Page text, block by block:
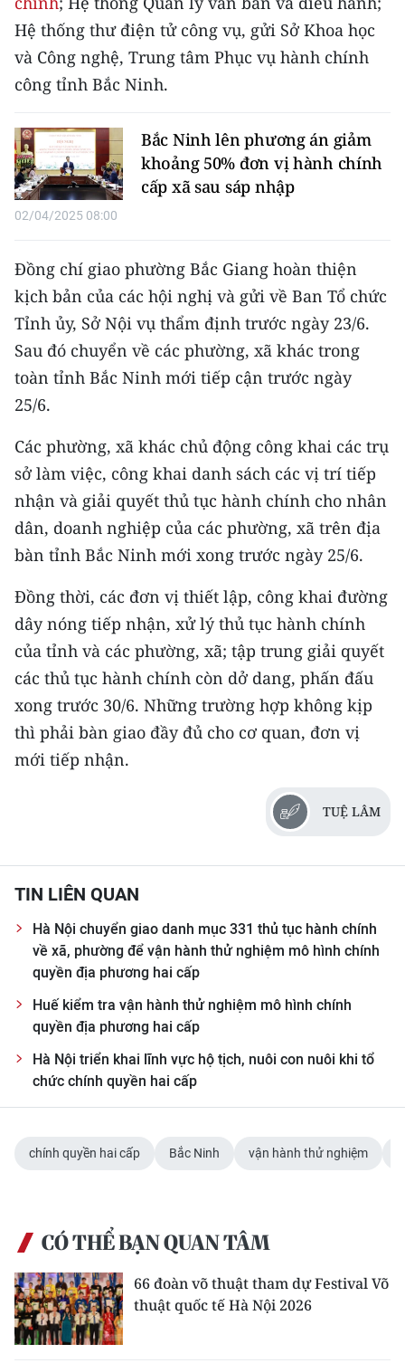
Đông Nam Bộ
Đồng bằng sông Cửu Long
Chuyên trang TP. Hồ Chí Minh
CHUYÊN ĐỀ
VỀ BÁO NHÂN DÂN
THỜI NAY
NHÂN DÂN CUỐI TUẦN
NHÂN DÂN HẰNG THÁNG
MUA BÁO
ĐỌC BÁO IN
ENGLISH
中文
FRANÇAIS
ESPAÑOL
Hệ thống thư điện tử công vụ, gửi Sở Khoa học
và Công nghệ, Trung tâm Phục vụ hành chính
công tỉnh Bắc Ninh.
Bắc Ninh lên phương án giảm
khoảng 50% đơn vị hành chính
cấp xã sau sáp nhập
02/04/2025 08:00
Đồng chí giao phường Bắc Giang hoàn thiện
kịch bản của các hội nghị và gửi về Ban Tổ chức
Tỉnh ủy, Sở Nội vụ thẩm định trước ngày 23/6.
Sau đó chuyển về các phường, xã khác trong
toàn tỉnh Bắc Ninh mới tiếp cận trước ngày
25/6.
Các phường, xã khác chủ động công khai các trụ
sở làm việc, công khai danh sách các vị trí tiếp
nhận và giải quyết thủ tục hành chính cho nhân
dân, doanh nghiệp của các phường, xã trên địa
bàn tỉnh Bắc Ninh mới xong trước ngày 25/6.
Đồng thời, các đơn vị thiết lập, công khai đường
dây nóng tiếp nhận, xử lý thủ tục hành chính
của tỉnh và các phường, xã; tập trung giải quyết
các thủ tục hành chính còn dở dang, phấn đấu
xong trước 30/6. Những trường hợp không kịp
thì phải bàn giao đầy đủ cho cơ quan, đơn vị
mới tiếp nhận.
TUỆ LÂM
TIN LIÊN QUAN
Hà Nội chuyển giao danh mục 331 thủ tục hành chính
về xã, phường để vận hành thử nghiệm mô hình chính
quyền địa phương hai cấp
Huế kiểm tra vận hành thử nghiệm mô hình chính
quyền địa phương hai cấp
Hà Nội triển khai lĩnh vực hộ tịch, nuôi con nuôi khi tổ
chức chính quyền hai cấp
chính quyền hai cấp Bắc Ninh vận hành thử nghiệm
CÓ THỂ BẠN QUAN TÂM
66 đoàn võ thuật tham dự Festival Võ
thuật quốc tế Hà Nội 2026